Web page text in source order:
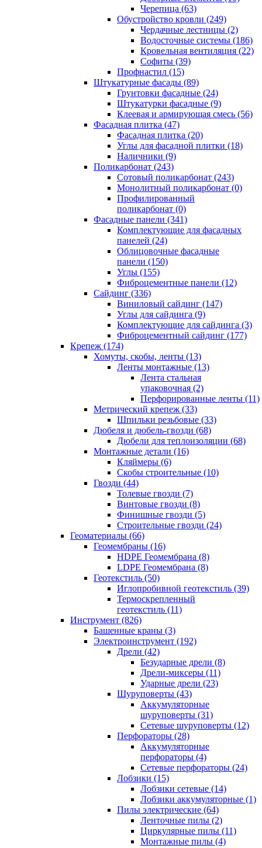
Черепица (63)
Обустройство кровли (249)
Чердачные лестницы (2)
Водосточные системы (186)
Кровельная вентиляция (22)
Cофиты (39)
Профнастил (15)
Штукатурные фасады (89)
Грунтовки фасадные (24)
Штукатурки фасадные (9)
Клеевая и армирующая смесь (56)
Фасадная плитка (47)
Фасадная плитка (20)
Углы для фасадной плитки (18)
Наличники (9)
Поликарбонат (243)
Сотовый поликарбонат (243)
Монолитный поликарбонат (0)
Профилированный
поликарбонат (0)
Фасадные панели (341)
Комплектующие для фасадных
панелей (24)
Облицовочные фасадные
панели (150)
Углы (155)
Фиброцементные панели (12)
Сайдинг (336)
Виниловый сайдинг (147)
Углы для сайдинга (9)
Комплектующие для сайдинга (3)
Фиброцементный сайдинг (177)
Крепеж (174)
Хомуты, скобы, ленты (13)
Ленты монтажные (13)
Лента стальная
упаковочная (2)
Перфорированные ленты (11)
Метрический крепеж (33)
Шпильки резьбовые (33)
Дюбеля и дюбель-гвозди (68)
Дюбели для теплоизоляции (68)
Монтажные детали (16)
Кляймеры (6)
Скобы строительные (10)
Гвозди (44)
Толевые гвозди (7)
Винтовые гвозди (8)
Финишные гвозди (5)
Строительные гвозди (24)
Геоматериалы (66)
Геомембраны (16)
HDPE Геомембрана (8)
LDPE Геомембрана (8)
Геотекстиль (50)
Иглопробивной геотекстиль (39)
Термоскрепленный
геотекстиль (11)
Инструмент (826)
Башенные краны (3)
Электроинструмент (192)
Дрели (42)
Безударные дрели (8)
Дрели-миксеры (11)
Ударные дрели (23)
Шуруповерты (43)
Аккумуляторные
шуруповерты (31)
Сетевые шуруповерты (12)
Перфораторы (28)
Аккумуляторные
перфораторы (4)
Сетевые перфораторы (24)
Лобзики (15)
Лобзики сетевые (14)
Лобзики аккумуляторные (1)
Пилы электрические (64)
Ленточные пилы (2)
Циркулярные пилы (11)
Монтажные пилы (4)